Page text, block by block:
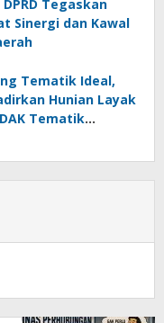
Tegaskan
Sinergi dan Kawal
Tematik Ideal,
Hunian Layak
Tematik